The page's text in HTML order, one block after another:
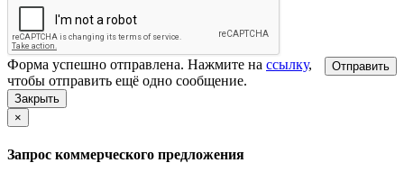
Отправить
Форма успешно отправлена. Нажмите на ссылку,
чтобы отправить ещё одно сообщение.
Закрыть
×
Запрос коммерческого предложения